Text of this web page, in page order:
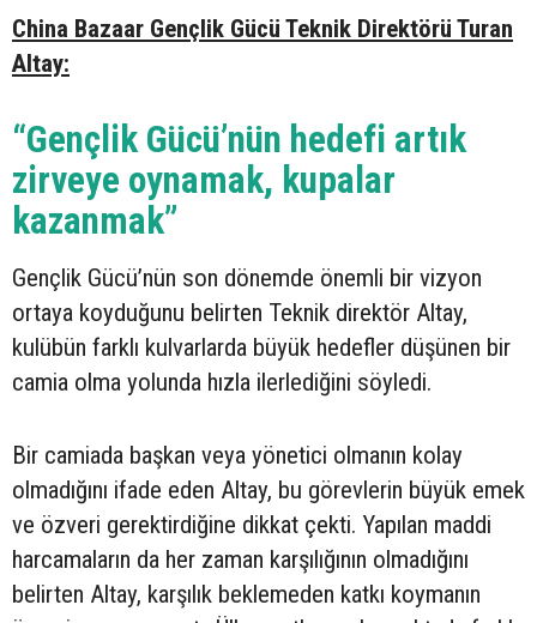
China Bazaar Gençlik Gücü Teknik Direktörü Turan
Altay:
“Gençlik Gücü’nün hedefi artık
zirveye oynamak, kupalar
kazanmak”
Gençlik Gücü’nün son dönemde önemli bir vizyon
ortaya koyduğunu belirten Teknik direktör Altay,
kulübün farklı kulvarlarda büyük hedefler düşünen bir
camia olma yolunda hızla ilerlediğini söyledi.
Bir camiada başkan veya yönetici olmanın kolay
olmadığını ifade eden Altay, bu görevlerin büyük emek
ve özveri gerektirdiğine dikkat çekti. Yapılan maddi
harcamaların da her zaman karşılığının olmadığını
belirten Altay, karşılık beklemeden katkı koymanın